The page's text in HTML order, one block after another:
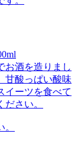
お酒を造りまし
甘酸っぱい酸味
イーツを食べて
さい。